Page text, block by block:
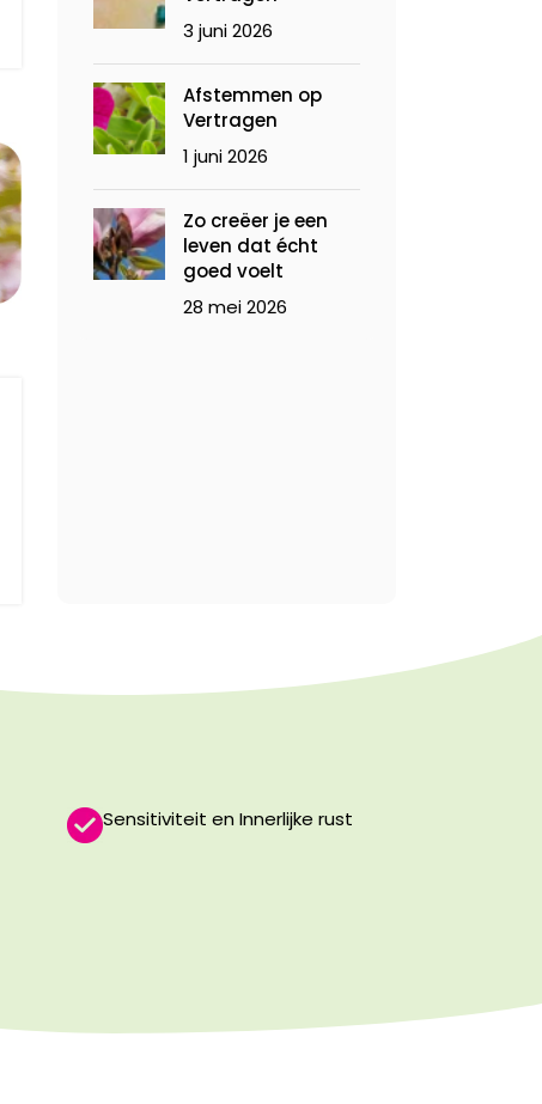
3 juni 2026
Afstemmen op
Vertragen
1 juni 2026
Zo creëer je een
leven dat écht
goed voelt
28 mei 2026
Sensitiviteit en Innerlijke rust